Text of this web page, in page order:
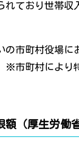
れており世帯収
の市町村役場に
※市町村により
額（厚生労働